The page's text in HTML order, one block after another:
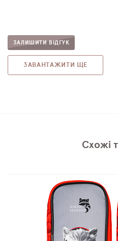
ЗАЛИШИТИ ВІДГУК
ЗАВАНТАЖИТИ ЩЕ
Схожі